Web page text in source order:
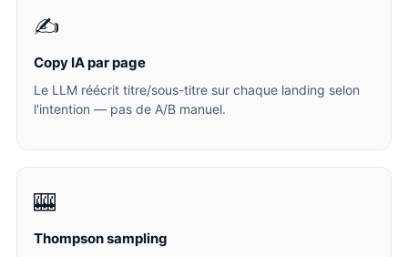
✍️
Copy IA par page
Le LLM réécrit titre/sous-titre sur chaque landing selon
l'intention — pas de A/B manuel.
🎰
Thompson sampling